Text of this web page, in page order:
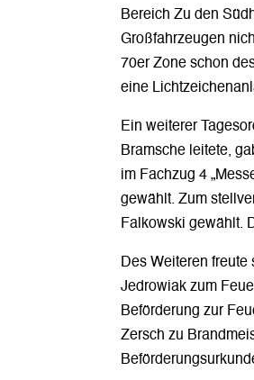
Bereich Zu den
Großfahrzeugen
70er Zone schon
eine
Ein weiterer
Bramsche leitete,
im Fachzug 4
gewählt. Zum
Falkowski gewählt.
Des Weiteren freute
Jedrowiak zum
Beförderung zur
Zersch zu